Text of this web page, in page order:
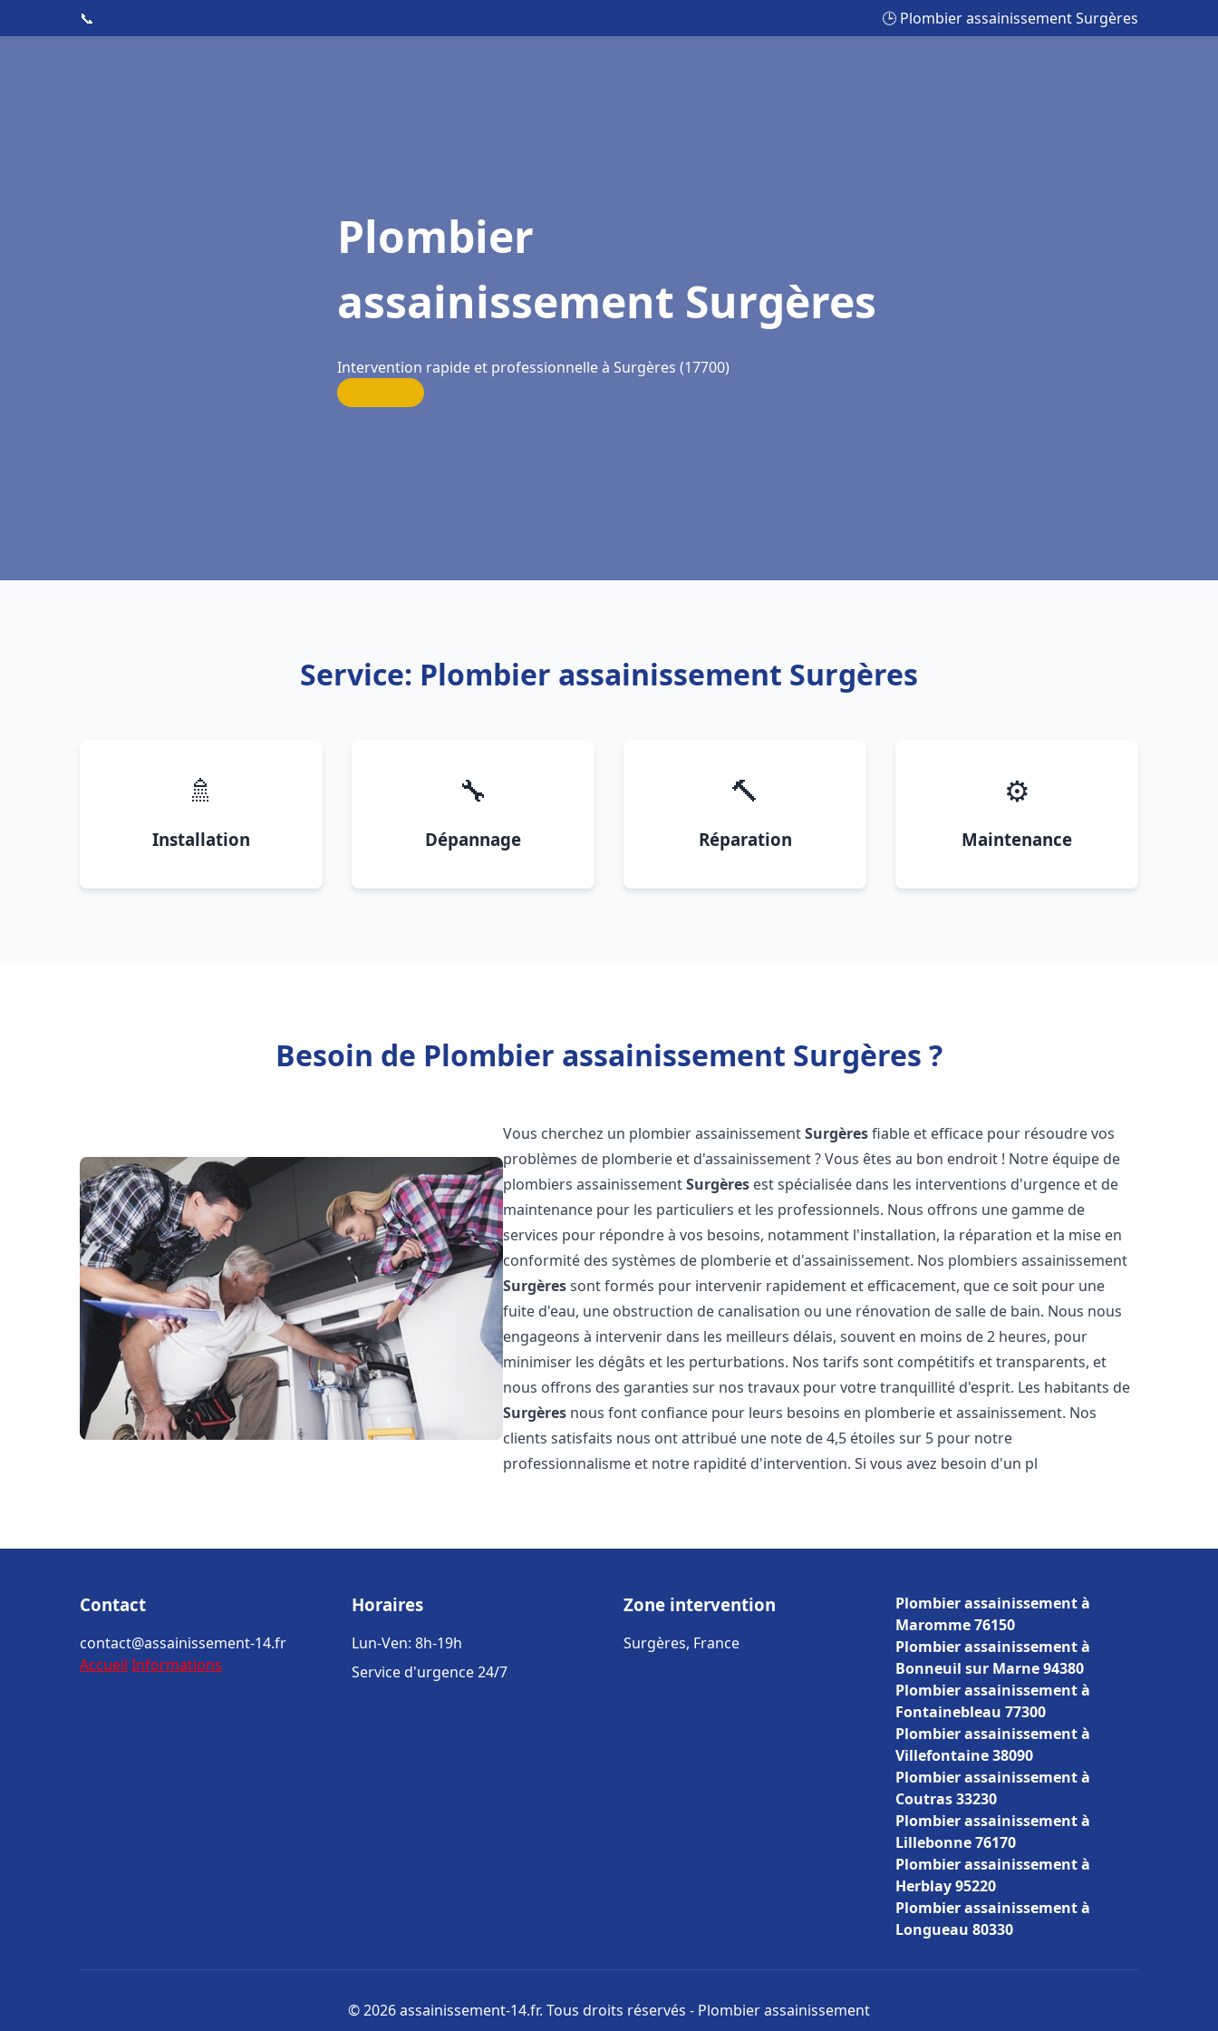
📞 🕒 Plombier assainissement Surgères
Plombier
assainissement Surgères
Intervention rapide et professionnelle à Surgères (17700)
Service: Plombier assainissement Surgères
🚿
Installation
🔧
Dépannage
🔨
Réparation
⚙️
Maintenance
Besoin de Plombier assainissement Surgères ?
Vous cherchez un plombier assainissementSurgèresfiable et efficace pour résoudre vos
problèmes de plomberie et d'assainissement ? Vous êtes au bon endroit ! Notre équipe de
plombiers assainissementSurgères est spécialisée dans les interventions d'urgence et de
maintenance pour les particuliers et les professionnels. Nous offrons une gamme de
services pour répondre à vos besoins, notamment l'installation, la réparation et la mise en
conformité des systèmes de plomberie et d'assainissement. Nos plombiers assainissement
Surgèressont formés pour intervenir rapidement et efficacement, que ce soit pour une
fuite d'eau, une obstruction de canalisation ou une rénovation de salle de bain. Nous nous
engageons à intervenir dans les meilleurs délais, souvent en moins de 2 heures, pour
minimiser les dégâts et les perturbations. Nos tarifs sont compétitifs et transparents, et
nous offrons des garanties sur nos travaux pour votre tranquillité d'esprit. Les habitants de
Surgères nous font confiance pour leurs besoins en plomberie et assainissement. Nos
clients satisfaits nous ont attribué une note de 4,5 étoiles sur 5 pour notre
professionnalisme et notre rapidité d'intervention. Si vous avez besoin d'un pl
Contact
contact@assainissement-14.fr
Accueil Informations
Horaires
Lun-Ven: 8h-19h
Service d'urgence 24/7
Zone intervention
Surgères, France
Plombier assainissement à
Maromme 76150
Plombier assainissement à
Bonneuil sur Marne 94380
Plombier assainissement à
Fontainebleau 77300
Plombier assainissement à
Villefontaine 38090
Plombier assainissement à
Coutras 33230
Plombier assainissement à
Lillebonne 76170
Plombier assainissement à
Herblay 95220
Plombier assainissement à
Longueau 80330
© 2026 assainissement-14.fr. Tous droits réservés - Plombier assainissement